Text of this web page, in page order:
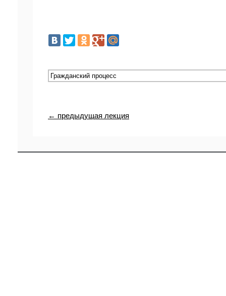
← предыдущая лекция